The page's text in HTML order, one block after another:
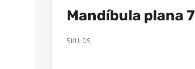
Mandíbula plana
SKU: DS